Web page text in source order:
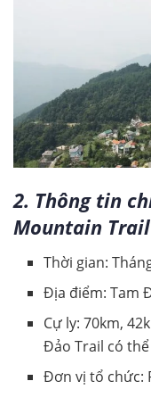
2. Thông tin
Mountain
Thời gian:
Địa điểm: Tam
Cự ly: 70km,
Đảo Trail có
Đơn vị tổ chức: